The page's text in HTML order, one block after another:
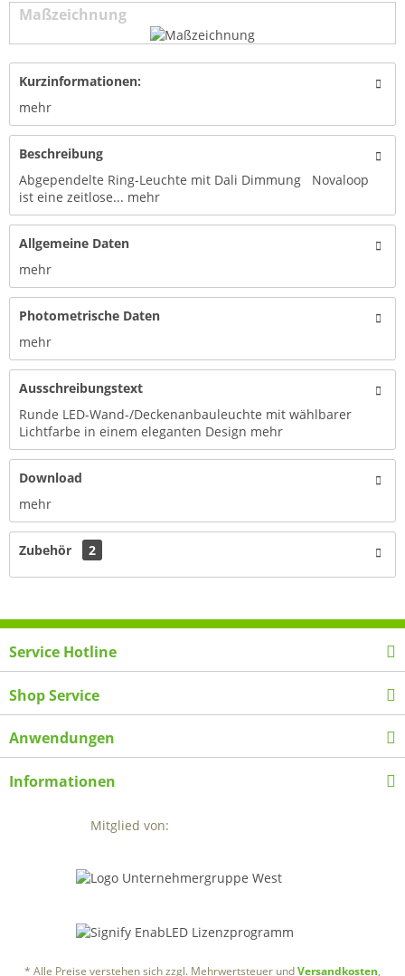
Maßzeichnung
Kurzinformationen:
mehr
Beschreibung
Abgependelte Ring-Leuchte mit Dali Dimmung Novaloop
ist eine zeitlose... mehr
Allgemeine Daten
mehr
Photometrische Daten
mehr
Ausschreibungstext
Runde LED-Wand-/Deckenanbauleuchte mit wählbarer
Lichtfarbe in einem eleganten Design mehr
Download
mehr
Zubehör 2
Service Hotline
Shop Service
Anwendungen
Informationen
Mitglied von:
* Alle Preise verstehen sich zzgl. Mehrwertsteuer undVersandkosten,